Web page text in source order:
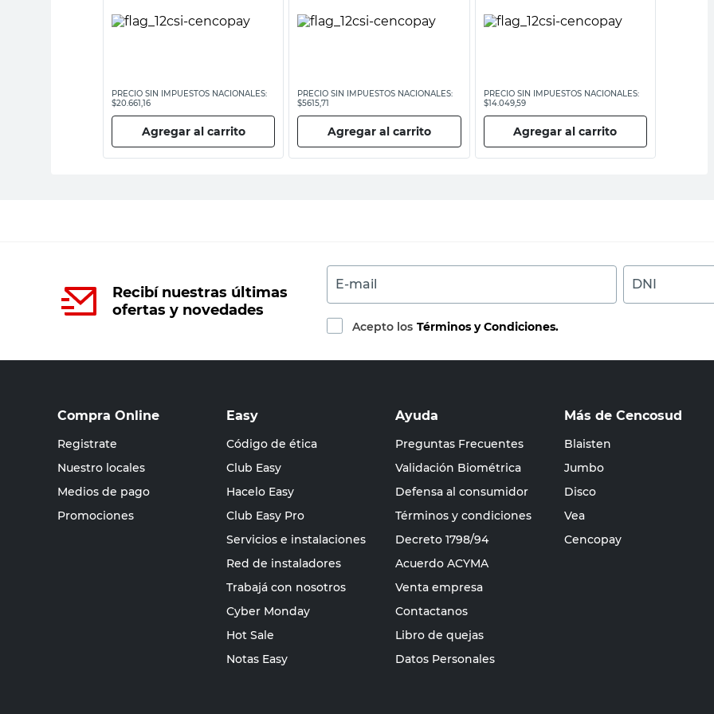
PRECIO SIN IMPUESTOS NACIONALES:
$20.661,16
Agregar al carrito
PRECIO SIN IMPUESTOS NACIONALES:
$5615,71
Agregar al carrito
PRECIO SIN IMPUESTOS NACIONALES:
$14.049,59
Agregar al carrito
Recibí nuestras últimas
ofertas y novedades
E-mail DNI
Acepto los Términos y Condiciones.
Compra Online
Registrate
Nuestro locales
Medios de pago
Promociones
Easy
Código de ética
Club Easy
Hacelo Easy
Club Easy Pro
Servicios e instalaciones
Red de instaladores
Trabajá con nosotros
Cyber Monday
Hot Sale
Notas Easy
Ayuda
Preguntas Frecuentes
Validación Biométrica
Defensa al consumidor
Términos y condiciones
Decreto 1798/94
Acuerdo ACYMA
Venta empresa
Contactanos
Libro de quejas
Datos Personales
Más de Cencosud
Blaisten
Jumbo
Disco
Vea
Cencopay